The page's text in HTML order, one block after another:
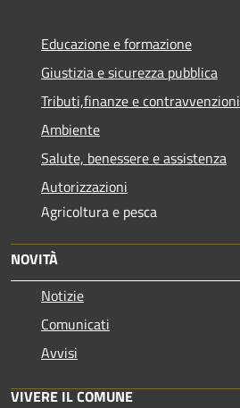
Educazione e formazione
Giustizia e sicurezza pubblica
Tributi,finanze e contravvenzioni
Ambiente
Salute, benessere e assistenza
Autorizzazioni
Agricoltura e pesca
NOVITÀ
Notizie
Comunicati
Avvisi
VIVERE IL COMUNE